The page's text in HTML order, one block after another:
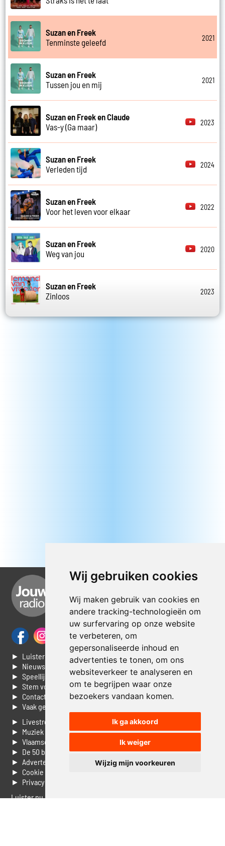
Wij gebruiken cookies
Wij maken gebruik van cookies en
andere tracking-technologieën om
uw surfervaring op onze website
te verbeteren, om
gepersonaliseerde inhoud en
advertenties te tonen, om ons
websiteverkeer te analyseren en
om te begrijpen waar onze
bezoekers vandaan komen.
Ik ga akkoord
Ik weiger
Wijzig mijn voorkeuren
Suzan en Freek
Tenminste geleefd
2021
Suzan en Freek
Tussen jou en mij
2021
Suzan en Freek en Claude
Vas-y (Ga maar)
2023
Suzan en Freek
Verleden tijd
2024
Suzan en Freek
Voor het leven voor elkaar
2022
Suzan en Freek
Weg van jou
2020
Suzan en Freek
Zinloos
2023
► Luisteren naar Jouwradio
► Nieuws
► Speellijst
► Stem voor de Dag top 3
► Contacteer ons
► Vaak gestelde vragen
► Livestream informatie
► Muziek opzoeken
► Vlaamse 100 Aller tijden
► De 50 beste van...
► Adverteren op Jouwradio
► Cookie voorkeuren wijzigen
► Privacyinformatie
Luister nu naar Jouwradio! De beste Nederlandstalige muziek